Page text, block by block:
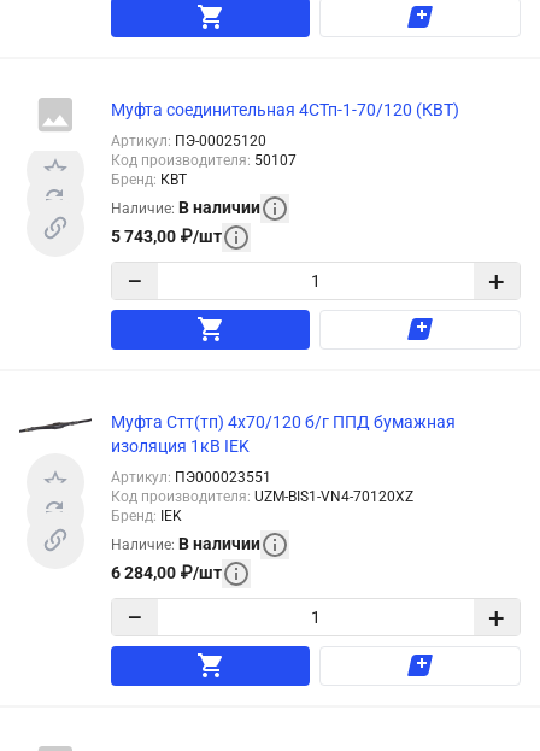
Муфта соединительная 4СТп-1-70/120 (КВТ)
Артикул: ПЭ-00025120
Код производителя: 50107
Бренд: КВТ
Наличие: В наличии
5 743,00 ₽/шт
− +
Муфта Стт(тп) 4х70/120 б/г ППД бумажная
изоляция 1кВ IEK
Артикул: ПЭ000023551
Код производителя: UZM-BIS1-VN4-70120XZ
Бренд: IEK
Наличие: В наличии
6 284,00 ₽/шт
− +